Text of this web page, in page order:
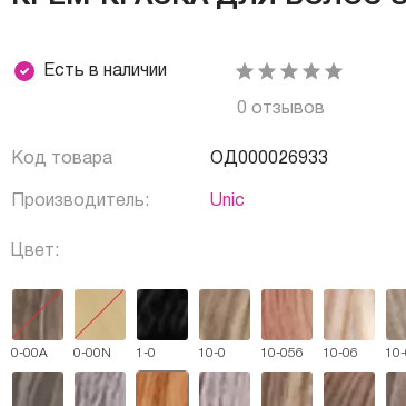
Есть в наличии
0 отзывов
Код товара ОД000026933
Производитель: Unic
Цвет:
0-00А 0-00N 1-0 10-0 10-056 10-06 10-